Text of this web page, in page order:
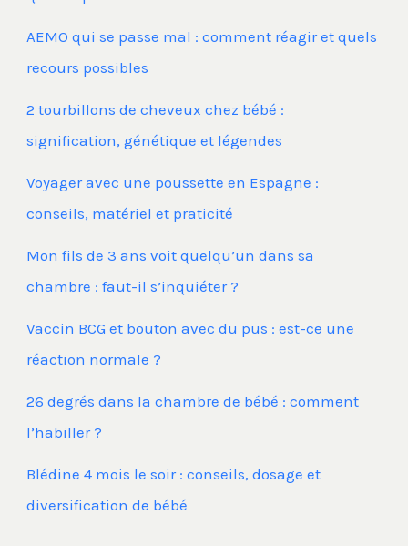
AEMO qui se passe mal : comment réagir et quels
recours possibles
2 tourbillons de cheveux chez bébé :
signification, génétique et légendes
Voyager avec une poussette en Espagne :
conseils, matériel et praticité
Mon fils de 3 ans voit quelqu’un dans sa
chambre : faut-il s’inquiéter ?
Vaccin BCG et bouton avec du pus : est-ce une
réaction normale ?
26 degrés dans la chambre de bébé : comment
l’habiller ?
Blédine 4 mois le soir : conseils, dosage et
diversification de bébé